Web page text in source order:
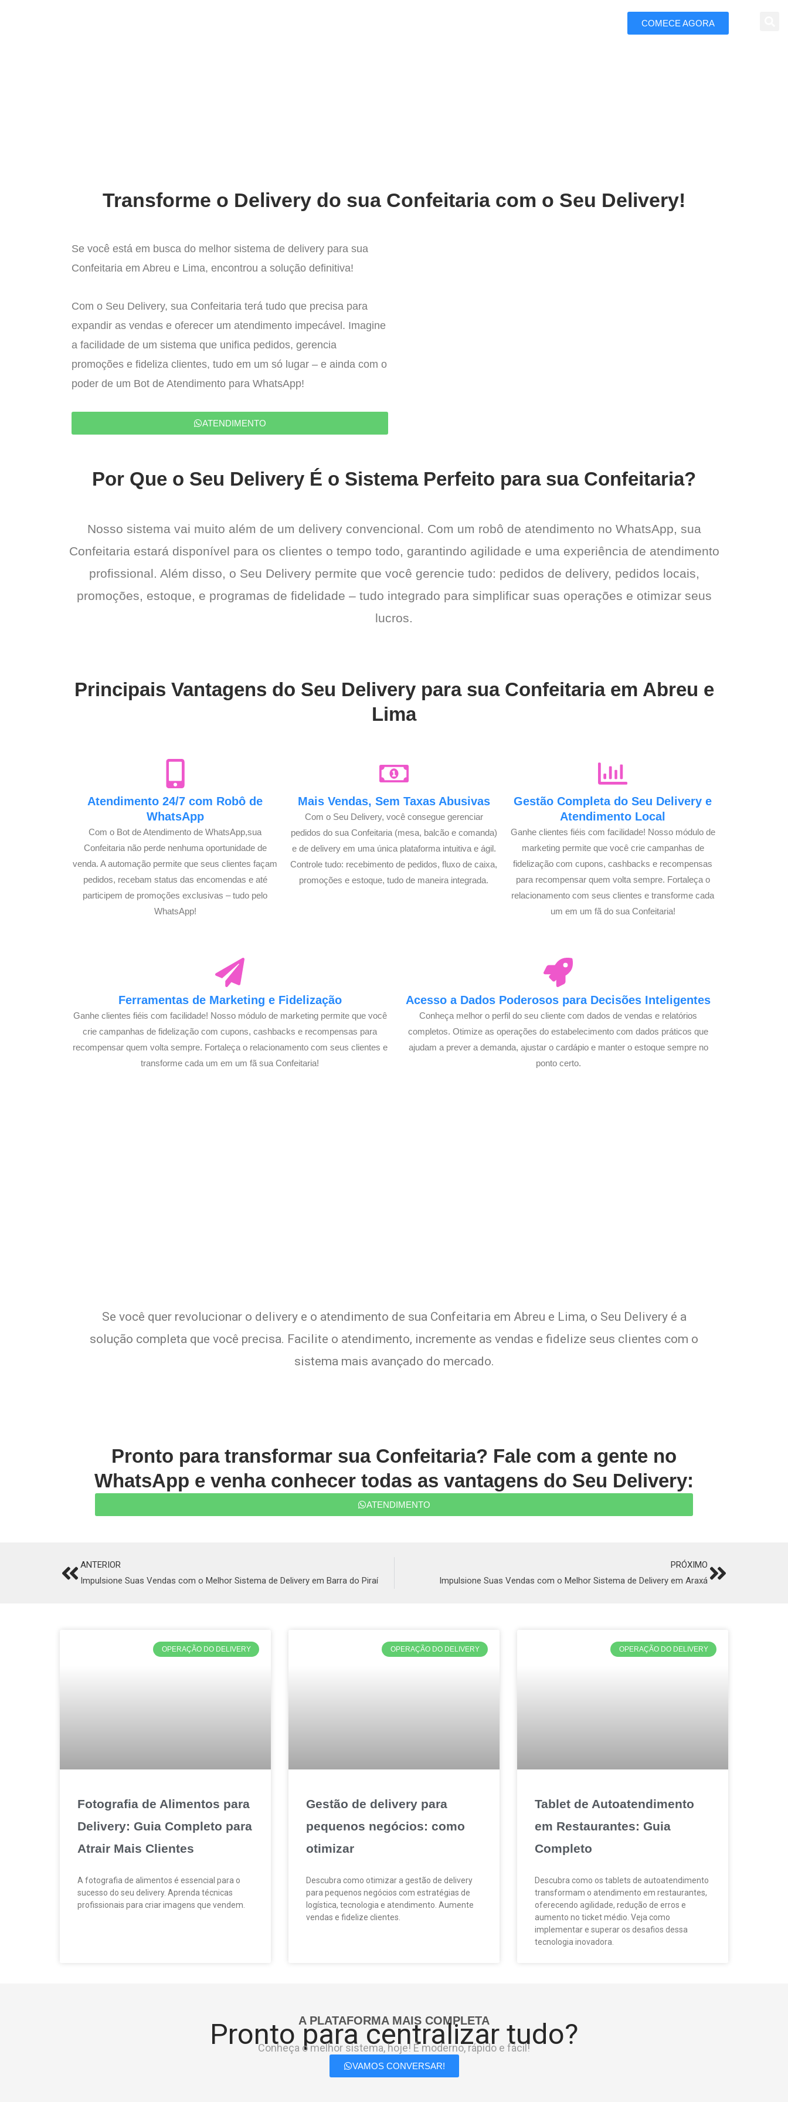
COMECE AGORA
Transforme o Delivery do sua Confeitaria com o Seu Delivery!
Se você está em busca do melhor sistema de delivery para sua
Confeitaria em Abreu e Lima, encontrou a solução definitiva!
Com o Seu Delivery, sua Confeitaria terá tudo que precisa para
expandir as vendas e oferecer um atendimento impecável. Imagine
a facilidade de um sistema que unifica pedidos, gerencia
promoções e fideliza clientes, tudo em um só lugar – e ainda com o
poder de um Bot de Atendimento para WhatsApp!
ATENDIMENTO
Por Que o Seu Delivery É o Sistema Perfeito para sua Confeitaria?
Nosso sistema vai muito além de um delivery convencional. Com um robô de atendimento no WhatsApp, sua
Confeitaria estará disponível para os clientes o tempo todo, garantindo agilidade e uma experiência de atendimento
profissional. Além disso, o Seu Delivery permite que você gerencie tudo: pedidos de delivery, pedidos locais,
promoções, estoque, e programas de fidelidade – tudo integrado para simplificar suas operações e otimizar seus
lucros.
Principais Vantagens do Seu Delivery para sua Confeitaria em Abreu e
Lima
Atendimento 24/7 com Robô de
WhatsApp
Com o Bot de Atendimento de WhatsApp,sua
Confeitaria não perde nenhuma oportunidade de
venda. A automação permite que seus clientes façam
pedidos, recebam status das encomendas e até
participem de promoções exclusivas – tudo pelo
WhatsApp!
Mais Vendas, Sem Taxas Abusivas
Com o Seu Delivery, você consegue gerenciar
pedidos do sua Confeitaria (mesa, balcão e comanda)
e de delivery em uma única plataforma intuitiva e ágil.
Controle tudo: recebimento de pedidos, fluxo de caixa,
promoções e estoque, tudo de maneira integrada.
Gestão Completa do Seu Delivery e
Atendimento Local
Ganhe clientes fiéis com facilidade! Nosso módulo de
marketing permite que você crie campanhas de
fidelização com cupons, cashbacks e recompensas
para recompensar quem volta sempre. Fortaleça o
relacionamento com seus clientes e transforme cada
um em um fã do sua Confeitaria!
Ferramentas de Marketing e Fidelização
Ganhe clientes fiéis com facilidade! Nosso módulo de marketing permite que você
crie campanhas de fidelização com cupons, cashbacks e recompensas para
recompensar quem volta sempre. Fortaleça o relacionamento com seus clientes e
transforme cada um em um fã sua Confeitaria!
Acesso a Dados Poderosos para Decisões Inteligentes
Conheça melhor o perfil do seu cliente com dados de vendas e relatórios
completos. Otimize as operações do estabelecimento com dados práticos que
ajudam a prever a demanda, ajustar o cardápio e manter o estoque sempre no
ponto certo.
Se você quer revolucionar o delivery e o atendimento de sua Confeitaria em Abreu e Lima, o Seu Delivery é a
solução completa que você precisa. Facilite o atendimento, incremente as vendas e fidelize seus clientes com o
sistema mais avançado do mercado.
Pronto para transformar sua Confeitaria? Fale com a gente no
WhatsApp e venha conhecer todas as vantagens do Seu Delivery:
ATENDIMENTO
PrevANTERIOR
Impulsione Suas Vendas com o Melhor Sistema de Delivery em Barra do Piraí
PRÓXIMO
Impulsione Suas Vendas com o Melhor Sistema de Delivery em Araxá Next
OPERAÇÃO DO DELIVERY
Fotografia de Alimentos para
Delivery: Guia Completo para
Atrair Mais Clientes
A fotografia de alimentos é essencial para o
sucesso do seu delivery. Aprenda técnicas
profissionais para criar imagens que vendem.
OPERAÇÃO DO DELIVERY
Gestão de delivery para
pequenos negócios: como
otimizar
Descubra como otimizar a gestão de delivery
para pequenos negócios com estratégias de
logística, tecnologia e atendimento. Aumente
vendas e fidelize clientes.
OPERAÇÃO DO DELIVERY
Tablet de Autoatendimento
em Restaurantes: Guia
Completo
Descubra como os tablets de autoatendimento
transformam o atendimento em restaurantes,
oferecendo agilidade, redução de erros e
aumento no ticket médio. Veja como
implementar e superar os desafios dessa
tecnologia inovadora.
A PLATAFORMA MAIS COMPLETA
Pronto para centralizar tudo?
Conheça o melhor sistema, hoje! É moderno, rápido e fácil!
VAMOS CONVERSAR!